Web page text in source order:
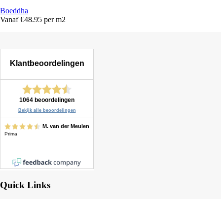
Boeddha
Vanaf €48.95 per m2
Quick Links